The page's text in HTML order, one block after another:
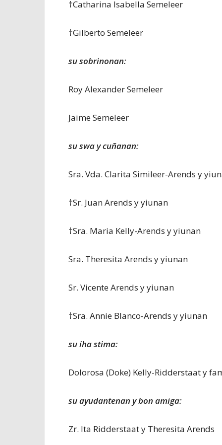
†Catharina Isabella Semeleer
†Gilberto Semeleer
su sobrinonan:
Roy Alexander Semeleer
Jaime Semeleer
su swa y cuñanan:
Sra. Vda. Clarita Simileer-Arends y
†Sr. Juan Arends y yiunan
†Sra. Maria Kelly-Arends y yiunan
Sra. Theresita Arends y yiunan
Sr. Vicente Arends y yiunan
†Sra. Annie Blanco-Arends y yiunan
su iha stima:
Dolorosa (Doke) Kelly-Ridderstaat y
su ayudantenan y bon amiga:
Zr. Ita Ridderstaat y Theresita Arends